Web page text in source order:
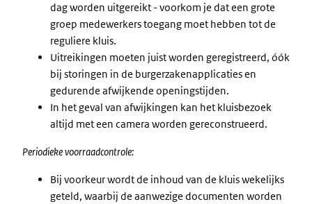
dag worden uitgereikt - voorkom je dat een grote
groep medewerkers toegang moet hebben tot de
reguliere kluis.
Uitreikingen moeten juist worden geregistreerd, óók
bij storingen in de burgerzakenapplicaties en
gedurende afwijkende openingstijden.
In het geval van afwijkingen kan het kluisbezoek
altijd met een camera worden gereconstrueerd.
Periodieke voorraadcontrole:
Bij voorkeur wordt de inhoud van de kluis wekelijks
geteld, waarbij de aanwezige documenten worden